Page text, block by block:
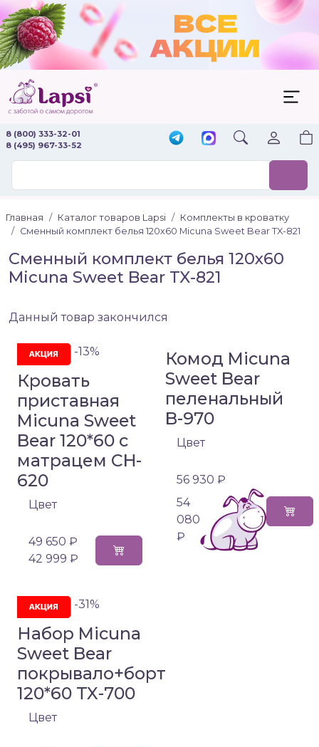
8 (800) 333-32-01
8 (495) 967-33-52
Главная Каталог товаров Lapsi
Комплекты в кроватку
Сменный комплект белья 120х60 Micuna Sweet Bear TX-821
Сменный комплект белья 120х60
Micuna Sweet Bear TX-821
Данный товар закончился
-13%
Кровать
приставная
Micuna Sweet
Bear 120*60 с
матрацем CH-
620
Цвет
49 650 ₽
42 999 ₽
Комод Micuna
Sweet Bear
пеленальный
B-970
Цвет
56 930 ₽
54
080
₽
-31%
Набор Micuna
Sweet Bear
покрывало+борт
120*60 TX-700
Цвет